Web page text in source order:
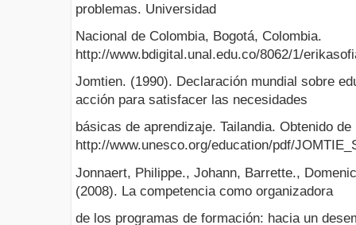
problemas. Universidad
Nacional de Colombia, Bogotá, Colombia.
http://www.bdigital.unal.edu.co/8062/1/
Jomtien. (1990). Declaración mundial sobre
acción para satisfacer las necesidades
básicas de aprendizaje. Tailandia. Obtenido de
http://www.unesco.org/education/pdf/
Jonnaert, Philippe., Johann, Barrette.,
(2008). La competencia como organizadora
de los programas de formación: hacia un